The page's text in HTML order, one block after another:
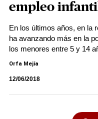
empleo
En los últimos años, en la
ha avanzando más en la
los menores entre 5 y 14
Orfa Mejía
12/06/2018